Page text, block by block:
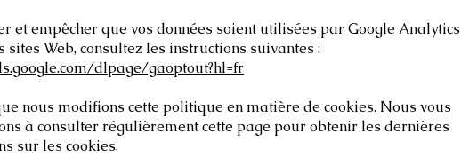
et empêcher que vos données soient utilisées par Google Analytics
sites Web, consultez les instructions suivantes :
dlpage/gaoptout?hl=fr
nous modifions cette politique en matière de cookies. Nous vous
à consulter régulièrement cette page pour obtenir les dernières
sur les cookies.